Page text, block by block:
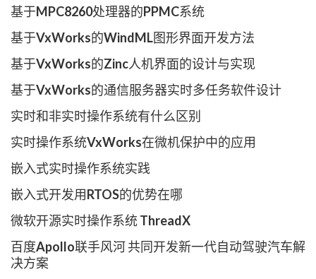
基于MPC8260处理器的PPMC系统
基于VxWorks的WindML图形界面开发方法
基于VxWorks的Zinc人机界面的设计与实现
基于VxWorks的通信服务器实时多任务软件设计
实时和非实时操作系统有什么区别
实时操作系统VxWorks在微机保护中的应用
嵌入式实时操作系统实践
嵌入式开发用RTOS的优势在哪
微软开源实时操作系统 ThreadX
百度Apollo联手风河 共同开发新一代自动驾驶汽车解
决方案